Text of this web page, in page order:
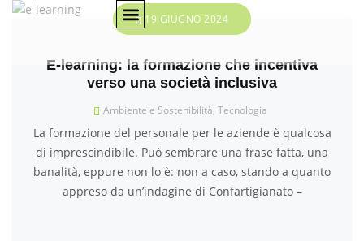
19 GIUGNO 2024
E-learning: la formazione che incentiva
verso una società inclusiva
Ambiente e Sostenibilità, Tecnologia
La formazione del personale per le aziende è qualcosa
di imprescindibile. Può sembrare una frase fatta, una
banalità, eppure non lo è: non a caso, stando a quanto
appreso da un’indagine di Confartigianato –